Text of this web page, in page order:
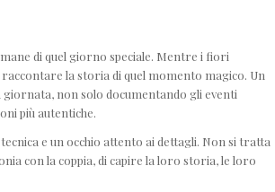
di quel giorno speciale. Mentre i fiori
la storia di quel momento magico. Un
non solo documentando gli eventi
più autentiche.
e un occhio attento ai dettagli. Non si tratta
con la coppia, di capire la loro storia, le loro